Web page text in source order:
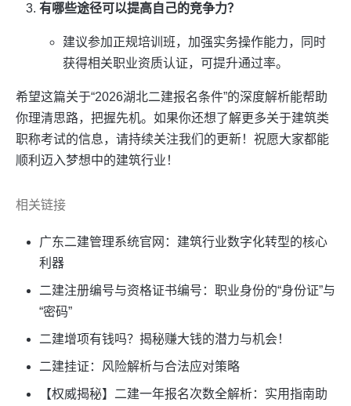
有哪些途径可以提高自己的竞争力？
建议参加正规培训班，加强实务操作能力，同时
获得相关职业资质认证，可提升通过率。
希望这篇关于“2026湖北二建报名条件”的深度解析能帮助
你理清思路，把握先机。如果你还想了解更多关于建筑类
职称考试的信息，请持续关注我们的更新！祝愿大家都能
顺利迈入梦想中的建筑行业！
相关链接
广东二建管理系统官网：建筑行业数字化转型的核心
利器
二建注册编号与资格证书编号：职业身份的“身份证”与
“密码”
二建增项有钱吗？揭秘赚大钱的潜力与机会！
二建挂证：风险解析与合法应对策略
【权威揭秘】二建一年报名次数全解析：实用指南助